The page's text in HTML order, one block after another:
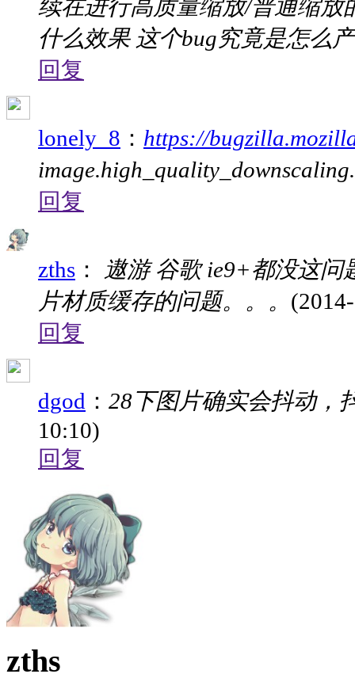
续在进行高质量缩放/普通缩放
什么效果 这个bug究竟是怎么
回复
lonely_8 ： https://
回复
zths ：
遨游 谷歌 ie9+都没这
片材质缓存的问题。。。
回复
dgod ： 28下图片确实会抖动，
10:10)
回复
zths